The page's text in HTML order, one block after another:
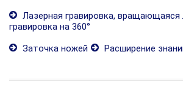
Лазерная гравировка, вращающаяся
гравировка на 360°
Заточка ножей
Расширение